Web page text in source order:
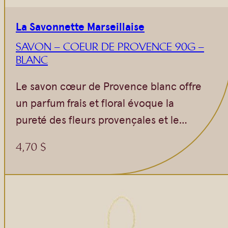
Authentiques
Savons moulés
Beurre de Karité
Végétales
Barres détachantes
Savon Noir
Argiles
Crèmes visages
Gommages
Savons en barre
Huiles
Shampoings
Livres
La Savonnette Marseillaise
SAVON – COEUR DE PROVENCE 90G –
BLANC
Le savon cœur de Provence blanc offre
un parfum frais et floral évoque la
pureté des fleurs provençales et le…
4,70 $